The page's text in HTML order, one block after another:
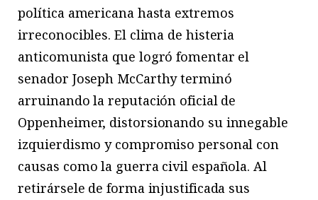
política americana hasta extremos
irreconocibles. El clima de histeria
anticomunista que logró fomentar el
senador Joseph McCarthy terminó
arruinando la reputación oficial de
Oppenheimer, distorsionando su innegable
izquierdismo y compromiso personal con
causas como la guerra civil española. Al
retirársele de forma injustificada sus